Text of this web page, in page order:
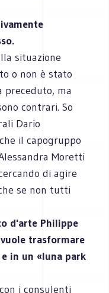
situazione
o non è stato
ma
contrari. So
Dario
il capogruppo
Moretti
di agire
se non tutti
d'arte Philippe
trasformare
in un «luna park
i consulenti